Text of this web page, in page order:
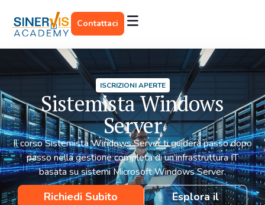
Contattaci
ISCRIZIONI APERTE
Sistemista Windows
Server
Il corso Sistemista Windows Server ti guiderà passo dopo
passo nella gestione completa di un’infrastruttura IT
basata su sistemi Microsoft Windows Server.
Richiedi Subito
Esplora il